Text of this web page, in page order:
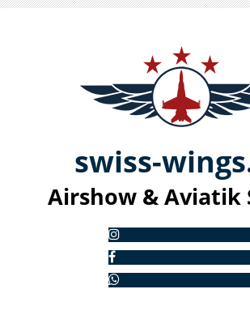
swiss-win
Airshow & Aviatik